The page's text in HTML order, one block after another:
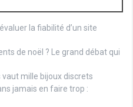
la fiabilité d’un site
de noël ? Le grand débat qui
mille bijoux discrets
jamais en faire trop :